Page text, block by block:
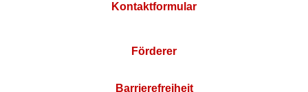
Kontaktformular
Förderer
Barrierefreiheit